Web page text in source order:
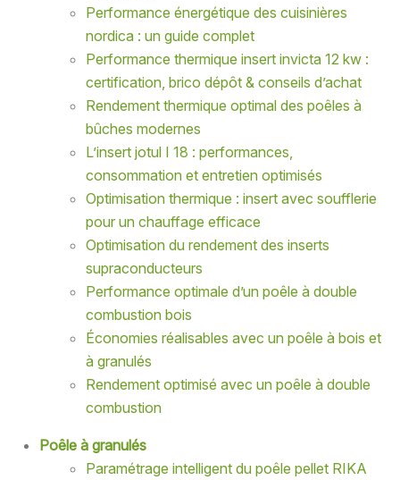
Performance énergétique des cuisinières
nordica : un guide complet
Performance thermique insert invicta 12 kw :
certification, brico dépôt & conseils d’achat
Rendement thermique optimal des poêles à
bûches modernes
L’insert jotul I 18 : performances,
consommation et entretien optimisés
Optimisation thermique : insert avec soufflerie
pour un chauffage efficace
Optimisation du rendement des inserts
supraconducteurs
Performance optimale d’un poêle à double
combustion bois
Économies réalisables avec un poêle à bois et
à granulés
Rendement optimisé avec un poêle à double
combustion
Poêle à granulés
Paramétrage intelligent du poêle pellet RIKA